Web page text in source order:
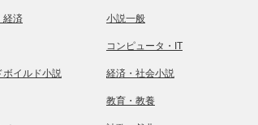
経済 小説一般
コンピュータ・IT
ボイルド小説 経済・社会小説
教育・教養